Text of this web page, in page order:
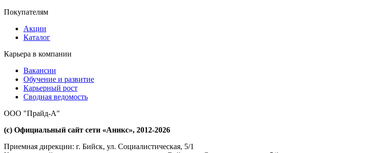
Покупателям
Акции
Каталог
Карьера в компании
Вакансии
Обучение и развитие
Карьерный рост
Сводная ведомость
ООО "Прайд-А"
(с) Официальный сайт сети «Аникс», 2012-2026
Приемная дирекции: г. Бийск, ул. Социалистическая, 5/1